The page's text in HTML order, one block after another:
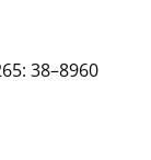
38–8960